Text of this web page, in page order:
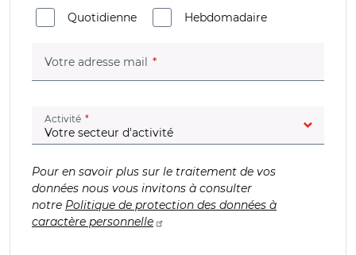
Quotidienne
Hebdomadaire
Votre adresse mail (champ obligatoire)
Activité (champ obligatoire)
Pour en savoir plus sur le traitement de vos
données nous vous invitons à consulter
notre Politique de protection des données à
caractère personnelle